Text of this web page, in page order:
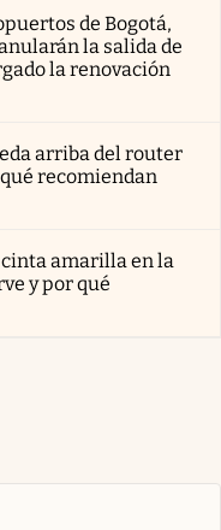
de Bogotá,
la salida de
la renovación
arriba del router
recomiendan
amarilla en la
y por qué